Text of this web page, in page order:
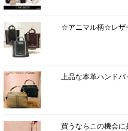
☆アニマル柄☆レザ
上品な本革ハンド
買うならこの機会に